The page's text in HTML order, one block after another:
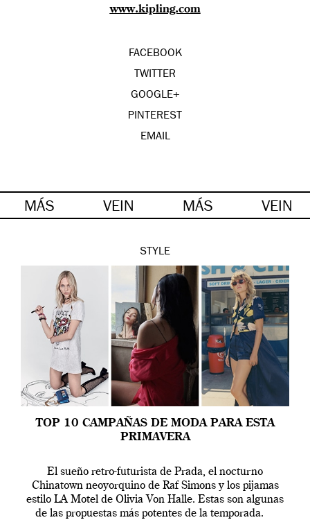
www.kipling.com
FACEBOOK
TWITTER
GOOGLE+
PINTEREST
EMAIL
MÁS VEIN MÁS VEIN
STYLE
TOP 10 CAMPAÑAS DE MODA PARA ESTA
PRIMAVERA
El sueño retro-futurista de Prada, el nocturno
Chinatown neoyorquino de Raf Simons y los pijamas
estilo LA Motel de Olivia Von Halle. Estas son algunas
de las propuestas más potentes de la temporada.